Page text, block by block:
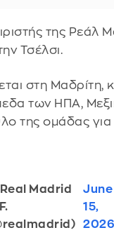
της Ρεάλ
Τσέλσι.
στη Μαδρίτη,
των ΗΠΑ,
της ομάδας
Madrid
June
15,
2026